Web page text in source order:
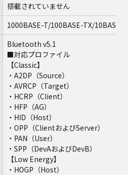
搭載されていません
1000BASE-T/100BASE-TX/10BASE-T
Bluetooth v5.1
■対応プロファイル
【Classic】
・A2DP（Source）
・AVRCP（Target）
・HCRP（Client）
・HFP（AG）
・HID（Host）
・OPP（ClientおよびServer）
・PAN（User）
・SPP（DevAおよびDevB）
【Low Energy】
・HOGP（Host）